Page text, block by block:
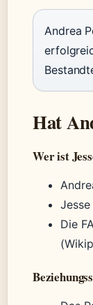
Andrea
Hat
Wer ist
Die